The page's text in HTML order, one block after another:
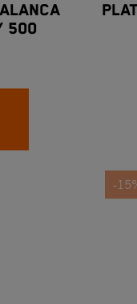
500
-